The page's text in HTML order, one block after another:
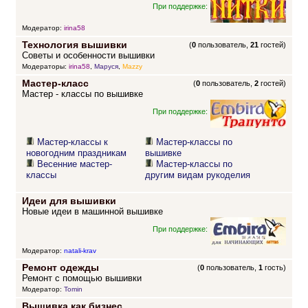
При поддержке:
Модератор: irina58
Технология вышивки (0 пользователь,21 гостей)
Советы и особенности вышивки
Модераторы: irina58, Маруся, Mazzy
Мастер-класс (0 пользователь,2 гостей)
Мастер - классы по вышивке
При поддержке:
Мастер-классы к
новогодним праздникам
Весенние мастер-
классы
Мастер-классы по
вышивке
Мастер-классы по
другим видам рукоделия
Идеи для вышивки
Новые идеи в машинной вышивке
При поддержке:
Модератор: natali-krav
Ремонт одежды (0 пользователь,1 гость)
Ремонт с помощью вышивки
Модератор: Tomin